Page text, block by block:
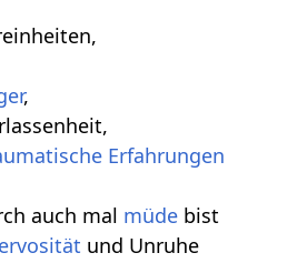
,
Erfahrungen
auch mal müdebist
und Unruhe